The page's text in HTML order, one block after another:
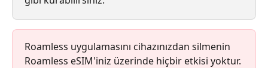
Roamless uygulamasını cihazınızdan silmenin
Roamless eSIM'iniz üzerinde hiçbir etkisi yoktur.